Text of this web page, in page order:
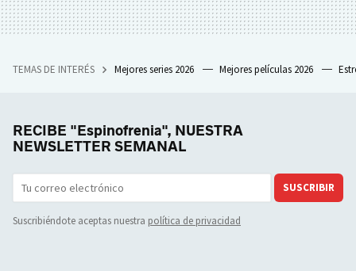
TEMAS DE INTERÉS Mejores series 2026 Mejores películas 2026
RECIBE "Espinofrenia", NUESTRA
NEWSLETTER SEMANAL
SUSCRIBIR
Suscribiéndote aceptas nuestra política de privacidad